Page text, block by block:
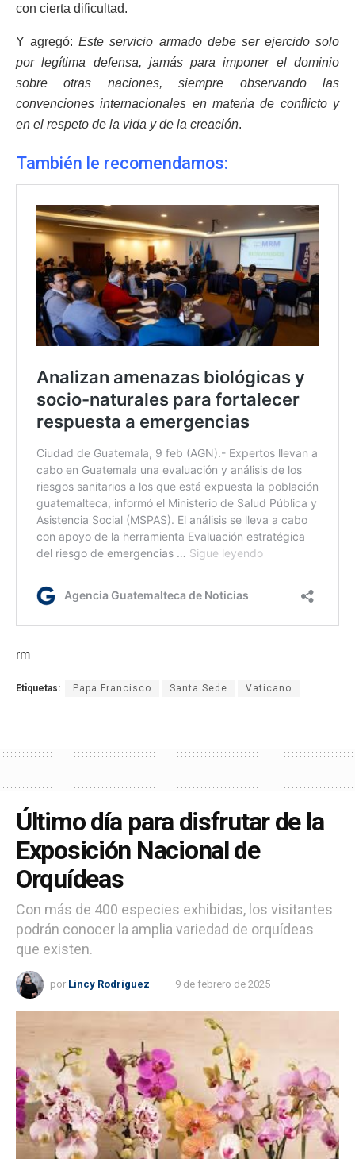
con cierta dificultad.
Y agregó:Este servicio armado debe ser ejercido solo
por legítima defensa, jamás para imponer el dominio
sobre otras naciones, siempre observando las
convenciones internacionales en materia de conflicto y
en el respeto de la vida y de la creación.
También le recomendamos:
rm
Etiquetas: Papa Francisco Santa Sede Vaticano
Último día para disfrutar de la
Exposición Nacional de
Orquídeas
Con más de 400 especies exhibidas, los visitantes
podrán conocer la amplia variedad de orquídeas
que existen.
por Lincy Rodríguez 9 de febrero de 2025